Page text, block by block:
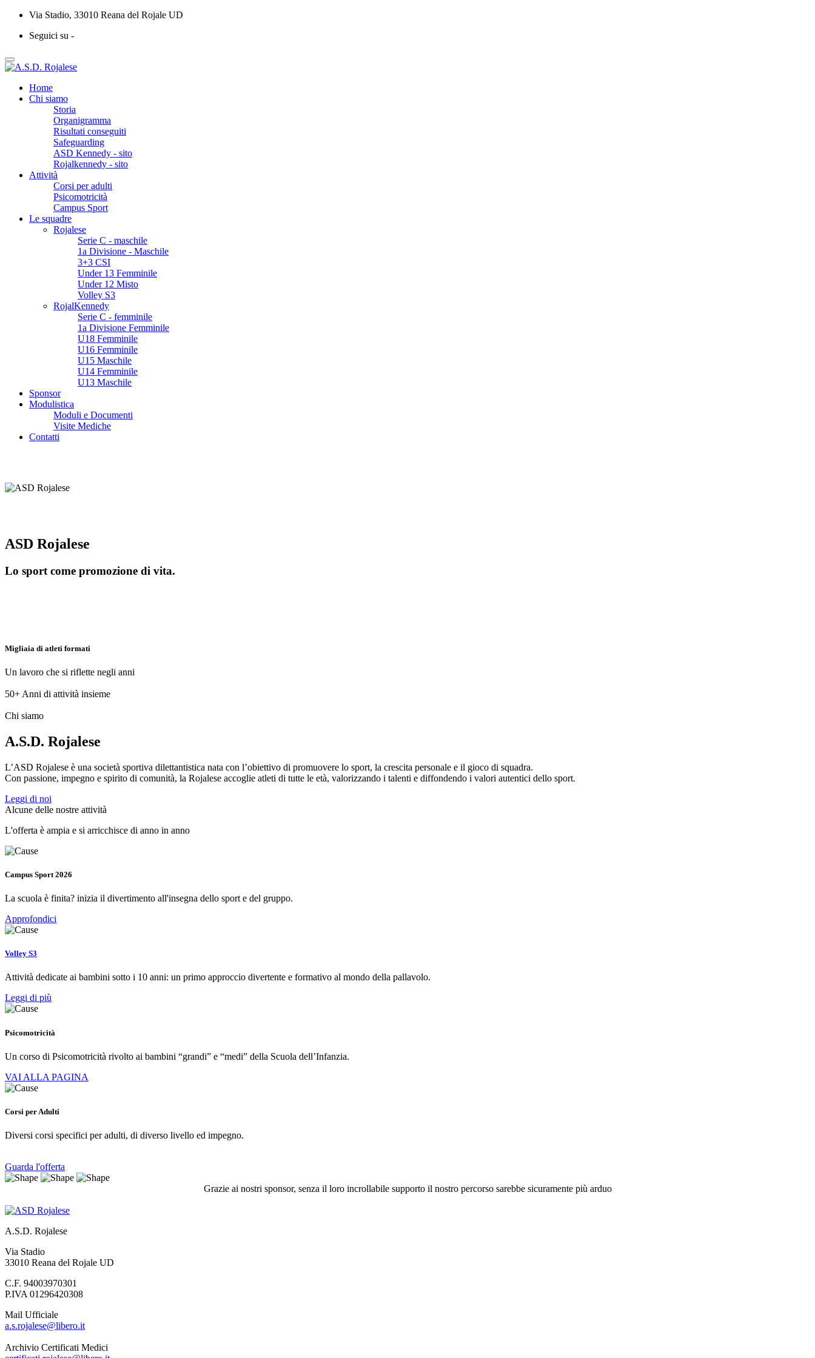
Via Stadio, 33010 Reana del Rojale UD
Seguici su -
Home
Chi siamo
Storia
Organigramma
Risultati conseguiti
Safeguarding
ASD Kennedy - sito
Rojalkennedy - sito
Attività
Corsi per adulti
Psicomotricità
Campus Sport
Le squadre
Rojalese
Serie C - maschile
1a Divisione - Maschile
3+3 CSI
Under 13 Femminile
Under 12 Misto
Volley S3
RojalKennedy
Serie C - femminile
1a Divisione Femminile
U18 Femminile
U16 Femminile
U15 Maschile
U14 Femminile
U13 Maschile
Sponsor
Modulistica
Moduli e Documenti
Visite Mediche
Contatti
ASD Rojalese
Lo sport come promozione di vita.
Migliaia di atleti formati
Un lavoro che si riflette negli anni
50+ Anni di attività insieme
Chi siamo
A.S.D. Rojalese
L’ASD Rojalese è una società sportiva dilettantistica nata con l’obiettivo di promuovere lo sport, la crescita personale e il gioco di squadra.
Con passione, impegno e spirito di comunità, la Rojalese accoglie atleti di tutte le età, valorizzando i talenti e diffondendo i valori autentici dello sport.
Leggi di noi
Alcune delle nostre attività
L'offerta è ampia e si arricchisce di anno in anno
Campus Sport 2026
La scuola è finita? inizia il divertimento all'insegna dello sport e del gruppo.
Approfondici
Volley S3
Attività dedicate ai bambini sotto i 10 anni: un primo approccio divertente e formativo al mondo della pallavolo.
Leggi di più
Psicomotricità
Un corso di Psicomotricità rivolto ai bambini “grandi” e “medi” della Scuola dell’Infanzia.
VAI ALLA PAGINA
Corsi per Adulti
Diversi corsi specifici per adulti, di diverso livello ed impegno.
Guarda l'offerta
Grazie ai nostri sponsor, senza il loro incrollabile supporto il nostro percorso sarebbe sicuramente più arduo
A.S.D. Rojalese
Via Stadio
33010 Reana del Rojale UD
C.F. 94003970301
P.IVA 01296420308
Mail Ufficiale
a.s.rojalese@libero.it
Archivio Certificati Medici